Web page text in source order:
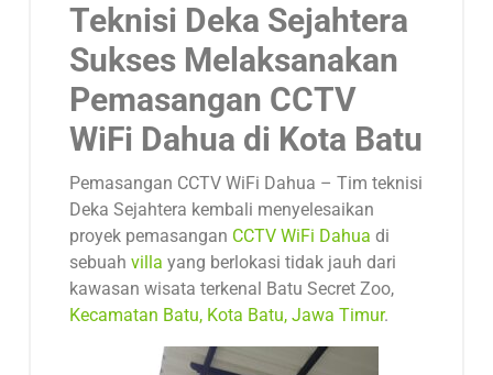
Teknisi Deka Sejahtera
Sukses Melaksanakan
Pemasangan CCTV
WiFi Dahua di Kota Batu
Pemasangan CCTV WiFi Dahua – Tim teknisi
Deka Sejahtera kembali menyelesaikan
proyek pemasangan CCTV WiFi Dahua di
sebuah villa yang berlokasi tidak jauh dari
kawasan wisata terkenal Batu Secret Zoo,
Kecamatan Batu, Kota Batu, Jawa Timur.